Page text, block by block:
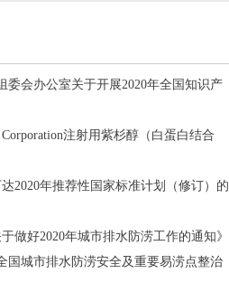
委会办公室关于开展2020年全国知识产
注射用紫杉醇（白蛋白结合
2020年推荐性国家标准计划（修订）的
做好2020年城市排水防涝工作的通知》
国城市排水防涝安全及重要易涝点整治